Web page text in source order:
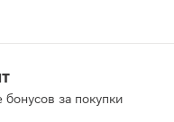
за покупки